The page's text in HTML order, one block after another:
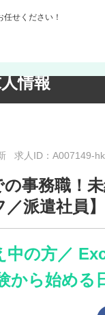
せください！
情報
求人ID：A007149-
の事務職！
派遣社員】
中の方／
から始める